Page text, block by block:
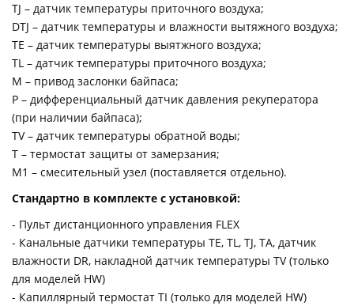
TJ – датчик температуры приточного воздуха;
DTJ – датчик температуры и влажности вытяжного воздуха;
TE – датчик температуры выятжного воздуха;
TL – датчик температуры приточного воздуха;
М – привод заслонки байпаса;
P – дифференциальный датчик давления рекуператора
(при наличии байпаса);
TV – датчик температуры обратной воды;
T – термостат защиты от замерзания;
М1 – смесительный узел (поставляется отдельно).
Стандартно в комплекте с установкой:
- Пульт дистанционного управления FLEX
- Канальные датчики температуры TE, TL, TJ, TA, датчик
влажности DR, накладной датчик температуры TV (только
для моделей HW)
- Капиллярный термостат TI (только для моделей HW)